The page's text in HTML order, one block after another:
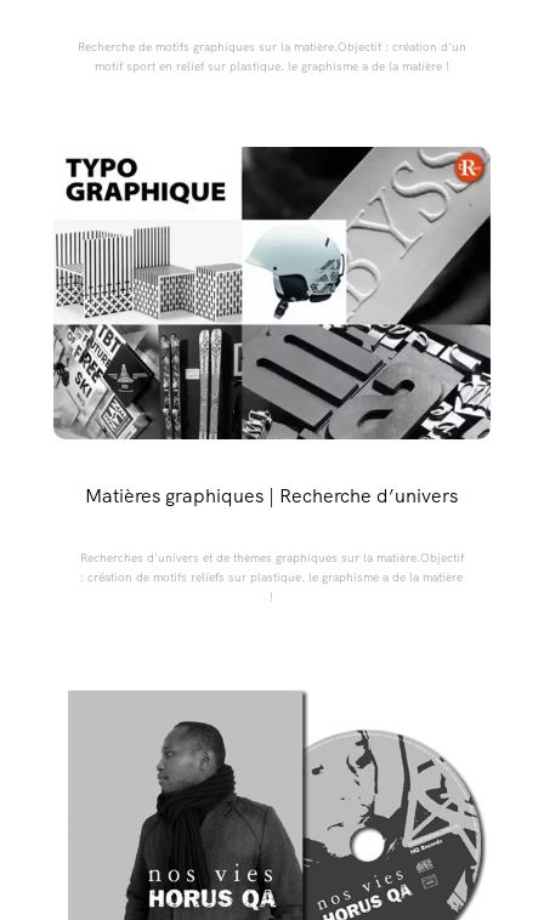
Recherche de motifs graphiques sur la matière.Objectif : création d'un
motif sport en relief sur plastique. le graphisme a de la matière !
Matières graphiques | Recherche d’univers
Recherches d'univers et de thèmes graphiques sur la matière.Objectif
: création de motifs reliefs sur plastique. le graphisme a de la matière
!